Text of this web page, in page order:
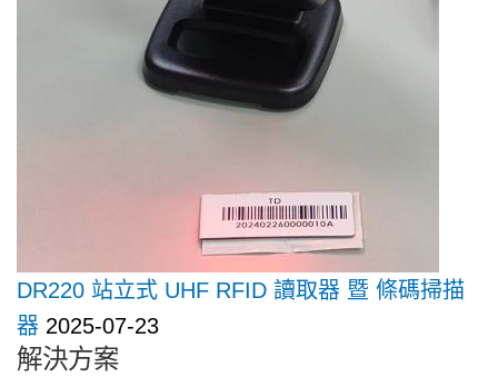
DR220 站立式 UHF RFID 讀取器 暨 條碼掃描
器 2025-07-23
解決方案